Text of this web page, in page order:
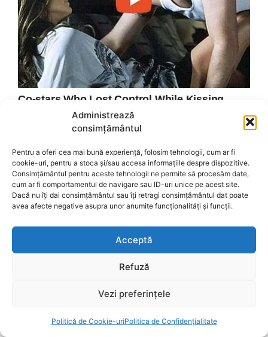
Administrează
consimțământul
Pentru a oferi cea mai bună experiență, folosim tehnologii, cum ar fi
cookie-uri, pentru a stoca și/sau accesa informațiile despre dispozitive.
Consimțământul pentru aceste tehnologii ne permite să procesăm date,
cum ar fi comportamentul de navigare sau ID-uri unice pe acest site.
Dacă nu îți dai consimțământul sau îți retragi consimțământul dat poate
avea afecte negative asupra unor anumite funcționalități și funcții.
Acceptă
Refuză
Vezi preferințele
Politică de Cookie-uriPolitica de Confidențialitate